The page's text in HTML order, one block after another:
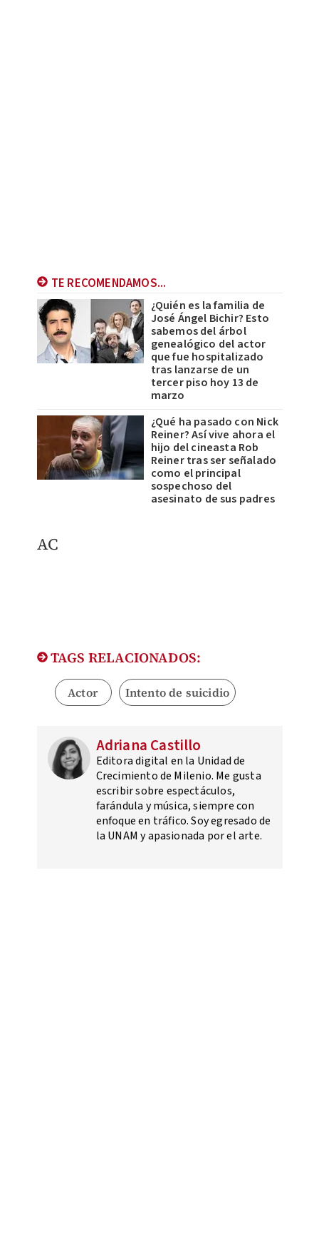
TE RECOMENDAMOS...
¿Quién es la familia de
José Ángel Bichir? Esto
sabemos del árbol
genealógico del actor
que fue hospitalizado
tras lanzarse de un
tercer piso hoy 13 de
marzo
¿Qué ha pasado con Nick
Reiner? Así vive ahora el
hijo del cineasta Rob
Reiner tras ser señalado
como el principal
sospechoso del
asesinato de sus padres
AC
TAGS RELACIONADOS:
Actor Intento de suicidio
Adriana Castillo
Editora digital en la Unidad de
Crecimiento de Milenio. Me gusta
escribir sobre espectáculos,
farándula y música, siempre con
enfoque en tráfico. Soy egresado de
la UNAM y apasionada por el arte.